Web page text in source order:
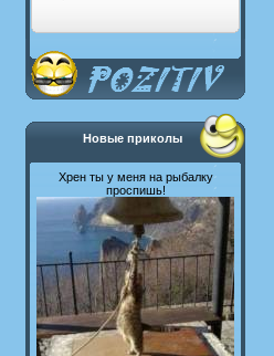
Новые приколы
Хрен ты у меня на рыбалку
проспишь!